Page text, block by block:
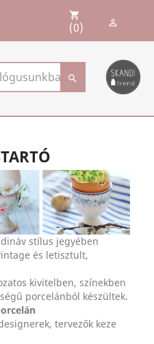
shopping_cart
(0) 

stílus jegyében
és letisztult,
kivitelben, színekben
porcelánból készültek.
tervezők keze